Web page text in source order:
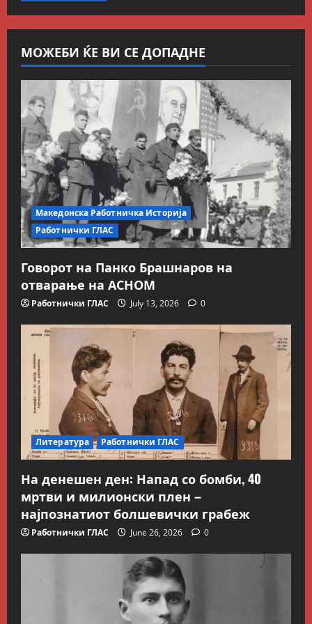
МОЖЕБИ ЌЕ ВИ СЕ ДОПАДНЕ
Македонска Работничка Историја
Работнички ГЛАС
Говорот на Панко Брашнаров на
отварање на АСНОМ
Работнички ГЛАС July 13, 2026 0
Литература Работнички ГЛАС
На денешен ден: Напад со бомби, 40
мртви и милионски плен –
најпознатиот болшевички грабеж
Работнички ГЛАС June 26, 2026 0
2
Блог
July 26, 2026 0
Вести Македонија
трае геноцидот во Газа,
вазалот Муцунски слави
„одлична соработка“ со
Гидеон Саар
Македонска Работничка Историја